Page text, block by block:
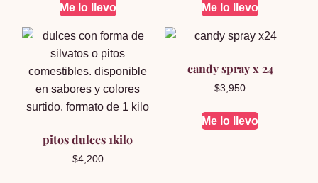
Me lo llevo Me lo llevo
pitos dulces 1kilo
$4,200
candy spray x 24
$3,950
Me lo llevo